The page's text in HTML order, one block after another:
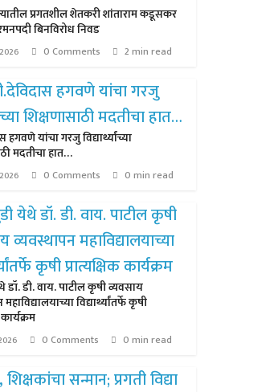
प्रगतशील शेतकरी शांताराम कडूसकर
बिनविरोध निवड
0 Comments 2 min read
हगवणे यांचा गरजु विद्यार्थ्यांच्या
मदतीचा हात…
0 Comments 0 min read
डी. वाय. पाटील कृषी व्यवसाय
विद्यार्थ्यांतर्फे कृषी
0 Comments 0 min read